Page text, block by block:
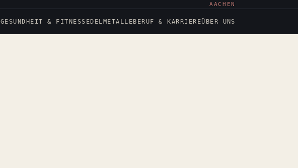
AACHEN
GESUNDHEIT & FITNESS EDELMETALLEBERUF & KARRIEREÜBER UNS